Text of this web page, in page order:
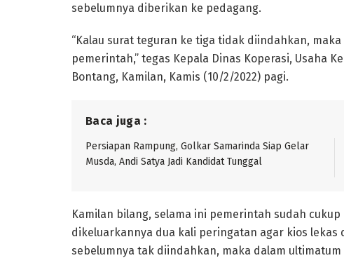
sebelumnya diberikan ke pedagang.
“Kalau surat teguran ke tiga tidak diindahkan,
pemerintah,” tegas Kepala Dinas Koperasi, Usaha
Bontang, Kamilan, Kamis (10/2/2022) pagi.
Baca juga :
Persiapan Rampung, Golkar Samarinda Siap Gelar
Musda, Andi Satya Jadi Kandidat Tunggal
Kamilan bilang, selama ini pemerintah sudah
dikeluarkannya dua kali peringatan agar kios
sebelumnya tak diindahkan, maka dalam